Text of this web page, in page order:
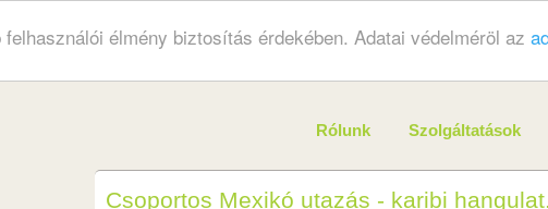
élmény biztosítás érdekében. Adatai védelméröl az
Rólunk Szolgáltatások
Csoportos Mexikó utazás - karibi